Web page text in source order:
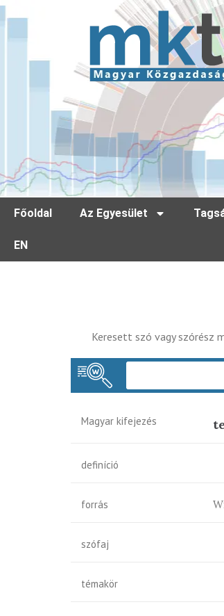
Főoldal Az Egyesület
EN
Keresett szó vagy szórész
Magyar kifejezés
definíció
forrás
szófaj
témakör